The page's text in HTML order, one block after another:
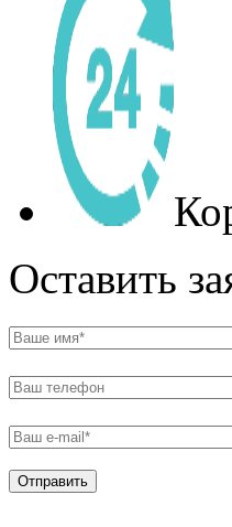
Оставить